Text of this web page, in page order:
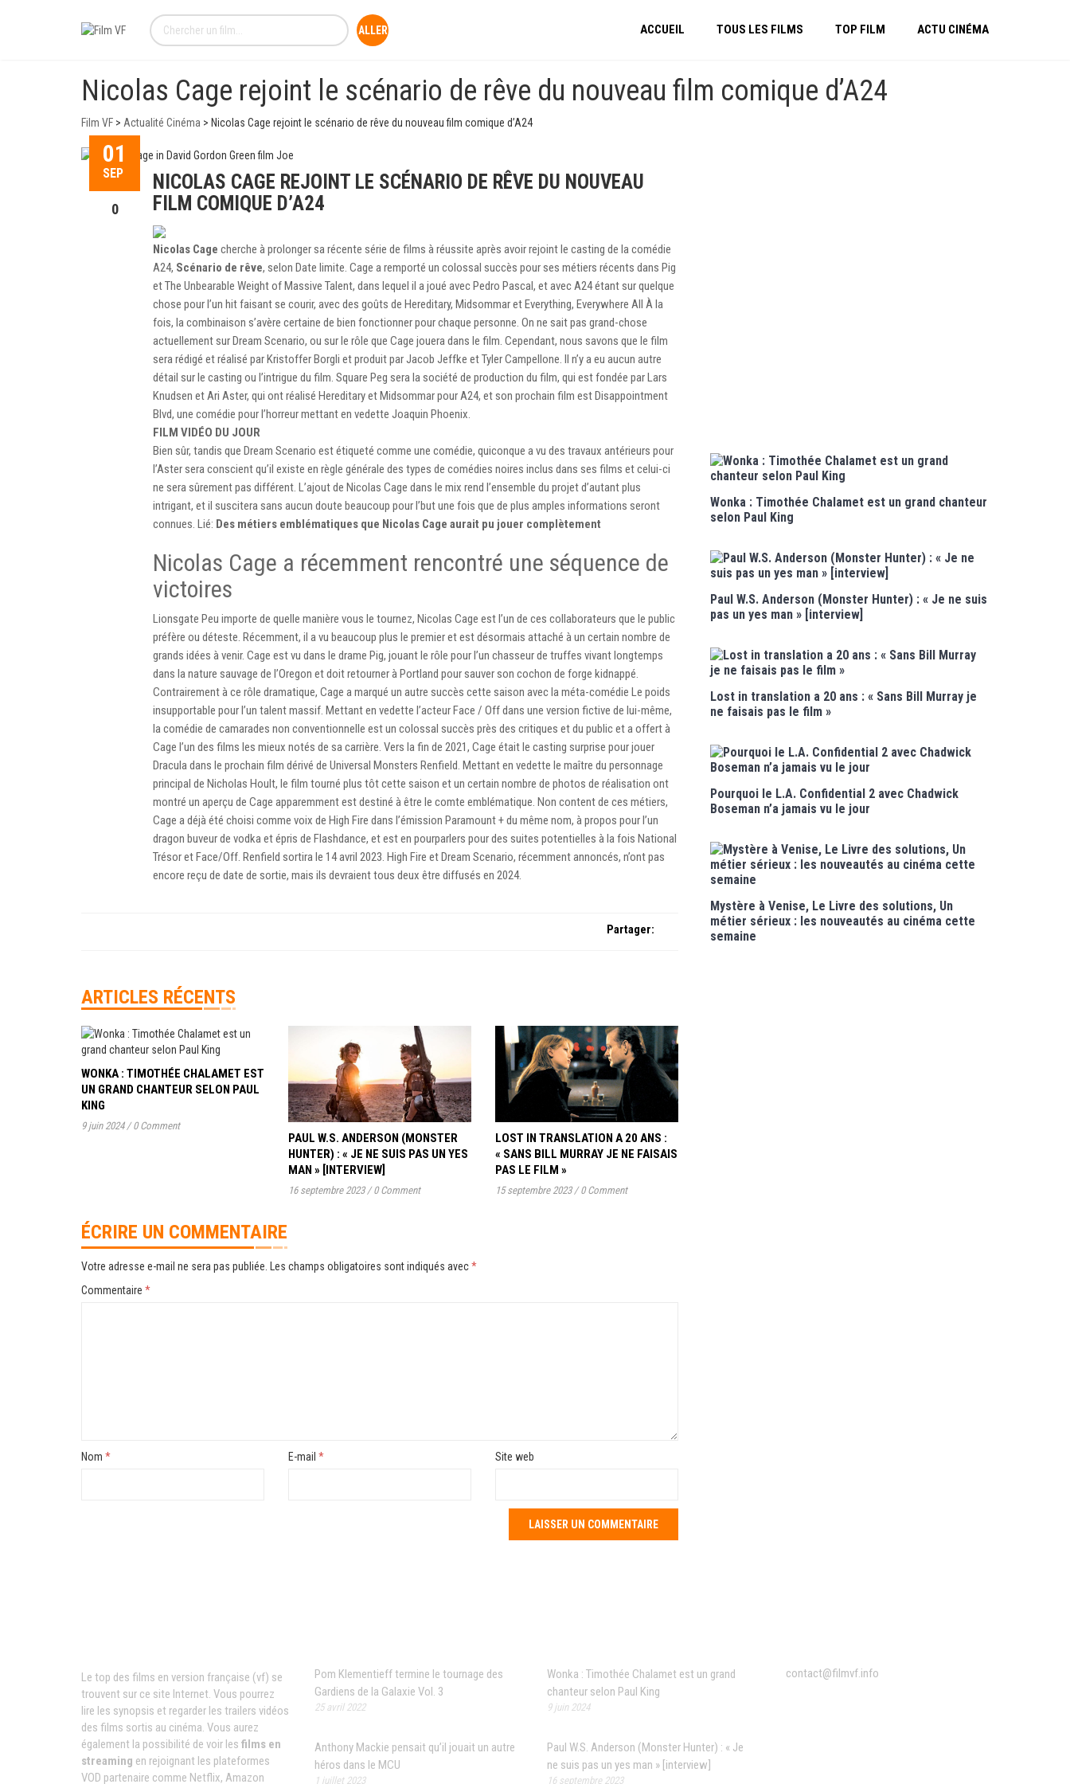
ACCUEIL TOUS LES FILMS TOP FILM ACTU CINÉMA
Nicolas Cage rejoint le scénario de rêve du nouveau film comique d’A24
Film VF > Actualité Cinéma > Nicolas Cage rejoint le scénario de rêve du nouveau film comique d’A24
01
SEP
0
NICOLAS CAGE REJOINT LE SCÉNARIO DE RÊVE DU NOUVEAU
FILM COMIQUE D’A24
Nicolas Cage cherche à prolonger sa récente série de films à réussite après avoir rejoint le casting de la comédie
A24, Scénario de rêve, selon Date limite. Cage a remporté un colossal succès pour ses métiers récents dans Pig
et The Unbearable Weight of Massive Talent, dans lequel il a joué avec Pedro Pascal, et avec A24 étant sur quelque
chose pour l’un hit faisant se courir, avec des goûts de Hereditary, Midsommar et Everything, Everywhere All À la
fois, la combinaison s’avère certaine de bien fonctionner pour chaque personne. On ne sait pas grand-chose
actuellement sur Dream Scenario, ou sur le rôle que Cage jouera dans le film. Cependant, nous savons que le film
sera rédigé et réalisé par Kristoffer Borgli et produit par Jacob Jeffke et Tyler Campellone. Il n’y a eu aucun autre
détail sur le casting ou l’intrigue du film. Square Peg sera la société de production du film, qui est fondée par Lars
Knudsen et Ari Aster, qui ont réalisé Hereditary et Midsommar pour A24, et son prochain film est Disappointment
Blvd, une comédie pour l’horreur mettant en vedette Joaquin Phoenix.
FILM VIDÉO DU JOUR
Bien sûr, tandis que Dream Scenario est étiqueté comme une comédie, quiconque a vu des travaux antérieurs pour
l’Aster sera conscient qu’il existe en règle générale des types de comédies noires inclus dans ses films et celui-ci
ne sera sûrement pas différent. L’ajout de Nicolas Cage dans le mix rend l’ensemble du projet d’autant plus
intrigant, et il suscitera sans aucun doute beaucoup pour l’but une fois que de plus amples informations seront
connues. Lié: Des métiers emblématiques que Nicolas Cage aurait pu jouer complètement
Nicolas Cage a récemment rencontré une séquence de
victoires
Lionsgate Peu importe de quelle manière vous le tournez, Nicolas Cage est l’un de ces collaborateurs que le public
préfère ou déteste. Récemment, il a vu beaucoup plus le premier et est désormais attaché à un certain nombre de
grands idées à venir. Cage est vu dans le drame Pig, jouant le rôle pour l’un chasseur de truffes vivant longtemps
dans la nature sauvage de l’Oregon et doit retourner à Portland pour sauver son cochon de forge kidnappé.
Contrairement à ce rôle dramatique, Cage a marqué un autre succès cette saison avec la méta-comédie Le poids
insupportable pour l’un talent massif. Mettant en vedette l’acteur Face / Off dans une version fictive de lui-même,
la comédie de camarades non conventionnelle est un colossal succès près des critiques et du public et a offert à
Cage l’un des films les mieux notés de sa carrière. Vers la fin de 2021, Cage était le casting surprise pour jouer
Dracula dans le prochain film dérivé de Universal Monsters Renfield. Mettant en vedette le maître du personnage
principal de Nicholas Hoult, le film tourné plus tôt cette saison et un certain nombre de photos de réalisation ont
montré un aperçu de Cage apparemment est destiné à être le comte emblématique. Non content de ces métiers,
Cage a déjà été choisi comme voix de High Fire dans l’émission Paramount + du même nom, à propos pour l’un
dragon buveur de vodka et épris de Flashdance, et est en pourparlers pour des suites potentielles à la fois National
Trésor et Face/Off. Renfield sortira le 14 avril 2023. High Fire et Dream Scenario, récemment annoncés, n’ont pas
encore reçu de date de sortie, mais ils devraient tous deux être diffusés en 2024.
Partager:
ARTICLES RÉCENTS
WONKA : TIMOTHÉE CHALAMET EST
UN GRAND CHANTEUR SELON PAUL
KING
9 juin 2024 / 0 Comment
PAUL W.S. ANDERSON (MONSTER
HUNTER) : « JE NE SUIS PAS UN YES
MAN » [INTERVIEW]
16 septembre 2023 / 0 Comment
LOST IN TRANSLATION A 20 ANS :
« SANS BILL MURRAY JE NE FAISAIS
PAS LE FILM »
15 septembre 2023 / 0 Comment
ÉCRIRE UN COMMENTAIRE
Votre adresse e-mail ne sera pas publiée. Les champs obligatoires sont indiqués avec*
Commentaire *
Nom * E-mail * Site web
Wonka : Timothée Chalamet est un grand chanteur
selon Paul King
Paul W.S. Anderson (Monster Hunter) : « Je ne suis
pas un yes man » [interview]
Lost in translation a 20 ans : « Sans Bill Murray je
ne faisais pas le film »
Pourquoi le L.A. Confidential 2 avec Chadwick
Boseman n’a jamais vu le jour
Mystère à Venise, Le Livre des solutions, Un
métier sérieux : les nouveautés au cinéma cette
semaine
Le top des films en version française (vf) se
trouvent sur ce site Internet. Vous pourrez
lire les synopsis et regarder les trailers vidéos
des films sortis au cinéma. Vous aurez
également la possibilité de voir les films en
streaming en rejoignant les plateformes
VOD partenaire comme Netflix, Amazon
Pom Klementieff termine le tournage des
Gardiens de la Galaxie Vol. 3
25 avril 2022
Anthony Mackie pensait qu’il jouait un autre
héros dans le MCU
1 juillet 2023
Wonka : Timothée Chalamet est un grand
chanteur selon Paul King
9 juin 2024
Paul W.S. Anderson (Monster Hunter) : « Je
ne suis pas un yes man » [interview]
16 septembre 2023
contact@filmvf.info